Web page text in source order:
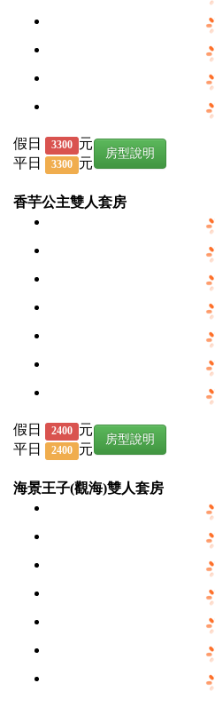
假日 3300 元
平日
3300 元
房型說明
香芋公主雙人套房
假日 2400 元
平日
2400 元
房型說明
海景王子(觀海)雙人套房